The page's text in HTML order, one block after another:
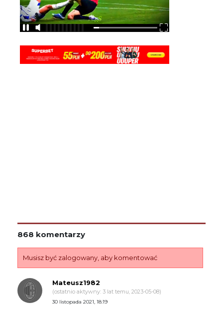
868 komentarzy
Musisz być zalogowany, aby komentować
Mateusz1982
(ostatnio aktywny: 3 lat temu, 2023-05-08)
30 listopada 2021, 18:19